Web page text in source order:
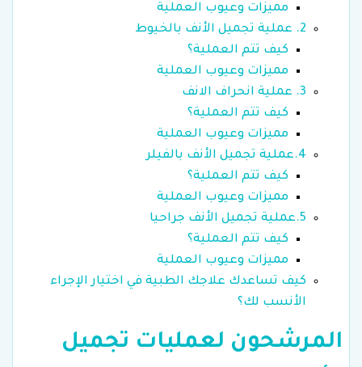
مميزات وعيوب العملية
2. عملية تجميل الأنف بالخيوط
كيف تتم العملية؟
مميزات وعيوب العملية
3. عملية انحراف الانف
كيف تتم العملية؟
مميزات وعيوب العملية
4.عملية تجميل الأنف بالفيلر
كيف تتم العملية؟
مميزات وعيوب العملية
5.عملية تجميل الأنف جراحيا
كيف تتم العملية؟
مميزات وعيوب العملية
كيف تساعدك علاجك الطبية في اختيار الإجراء
الأنسب لك؟
المرشحون لعمليات تجميل